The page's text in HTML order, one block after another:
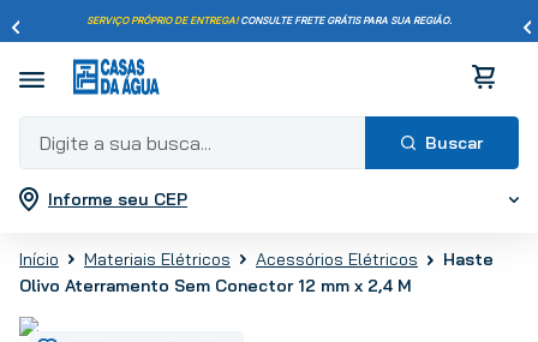
SERVIÇO PRÓPRIO DE ENTREGA!CONSULTE FRETE GRÁTIS PARA SUA REGIÃO.
Digite a sua busca...
Informe seu CEP
Materiais Elétricos Acessórios Elétricos
Haste
Olivo Aterramento Sem Conector 12 mm x 2,4 M
Termos mais buscados
º
porcelanato